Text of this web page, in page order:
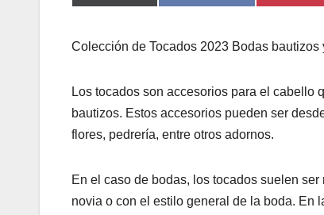
Colección de Tocados 2023 Bodas bautizos
Los tocados son accesorios para el cabello
bautizos. Estos accesorios pueden ser
flores, pedrería, entre otros adornos.
En el caso de bodas, los tocados suelen
novia o con el estilo general de la boda. En